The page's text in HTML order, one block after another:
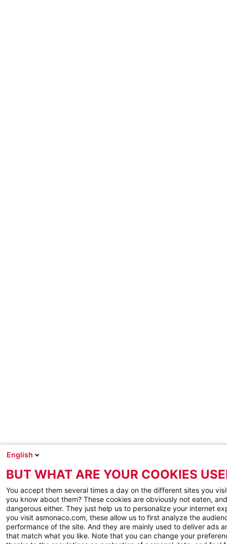
English
BUT WHAT ARE YOUR COOKIES
You accept them several times a day on the different sites you
you know about them? These cookies are obviously not eaten,
dangerous either. They just help us to personalize your internet
you visit asmonaco.com, these allow us to first analyze the
performance of the site. And they are mainly used to deliver ads
that match what you like. Note that you can change your